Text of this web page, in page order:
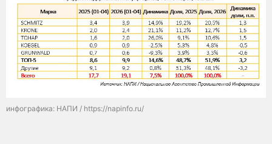
инфографика: НАПИ / https://napinfo.ru/